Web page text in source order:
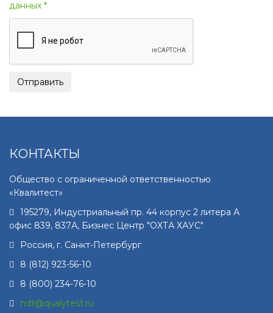
данных *
КОНТАКТЫ
Общество с ограниченной ответственностью
«Квалитест»
195279, Индустриальный пр. 44 корпус 2 литера А
офис 839, 837А, Бизнес Центр "ОХТА ХАУС"
Россия, г. Санкт-Петербург
8 (812) 923-56-10
8 (800) 234-76-10
ndt@qualytest.ru